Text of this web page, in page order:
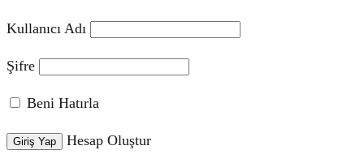
Kullanıcı Adı
Şifre
Beni Hatırla
Giriş Yap Hesap Oluştur